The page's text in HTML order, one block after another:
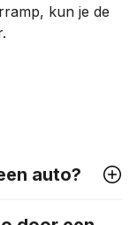
kun je de
auto?